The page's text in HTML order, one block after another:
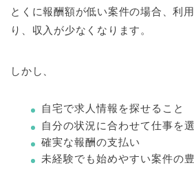
とくに報酬額が低い案件の場合、利
り、収入が少なくなります。
しかし、
自宅で求人情報を探せること
自分の状況に合わせて仕事を
確実な報酬の支払い
未経験でも始めやすい案件の